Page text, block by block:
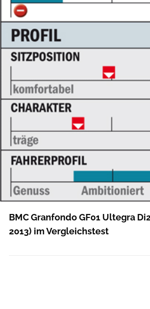
BMC Granfondo GF01 Ultegra
2013) im Vergleichstest